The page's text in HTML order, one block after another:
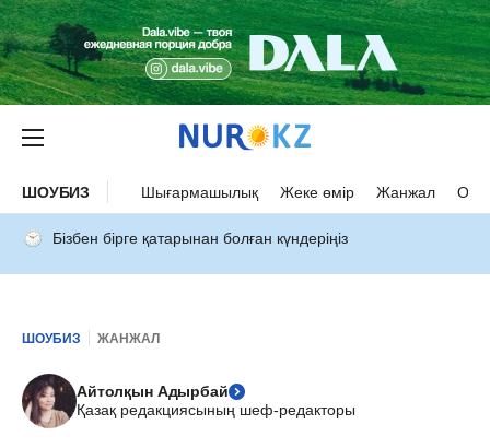
ШОУБИЗ Шығармашылық Жеке өмір Жанжал
Бізбен бірге қатарынан болған күндеріңіз
ШОУБИЗ ЖАНЖАЛ
Айтолқын Адырбай
Қазақ редакциясының шеф-редакторы